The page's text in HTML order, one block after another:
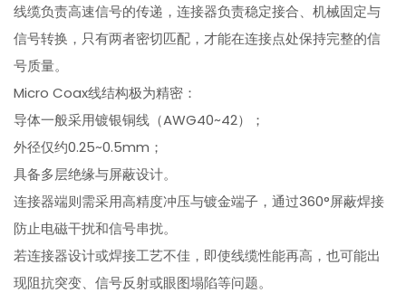
线缆负责高速信号的传递，连接器负责稳定接合、机械固定与
信号转换，只有两者密切匹配，才能在连接点处保持完整的信
号质量。
Micro Coax线结构极为精密：
导体一般采用镀银铜线（AWG40~42）；
外径仅约0.25~0.5mm；
具备多层绝缘与屏蔽设计。
连接器端则需采用高精度冲压与镀金端子，通过360°屏蔽焊接
防止电磁干扰和信号串扰。
若连接器设计或焊接工艺不佳，即使线缆性能再高，也可能出
现阻抗突变、信号反射或眼图塌陷等问题。